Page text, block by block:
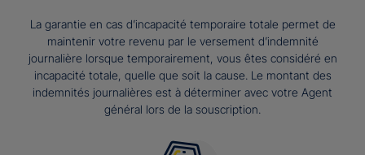
La garantie en cas d’incapacité temporaire totale permet de
maintenir votre revenu par le versement d’indemnité
journalière lorsque temporairement, vous êtes considéré en
incapacité totale, quelle que soit la cause. Le montant des
indemnités journalières est à déterminer avec votre Agent
général lors de la souscription.